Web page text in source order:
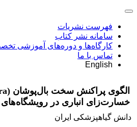
فهرست نشریات
سامانه نشر کتاب
کارگاه‌ها و دوره‌های آموزشی
تماس با ما
English
خسارت‌زای انباری در رویشگاه‌های
دانش گیاهپزشکی ایران